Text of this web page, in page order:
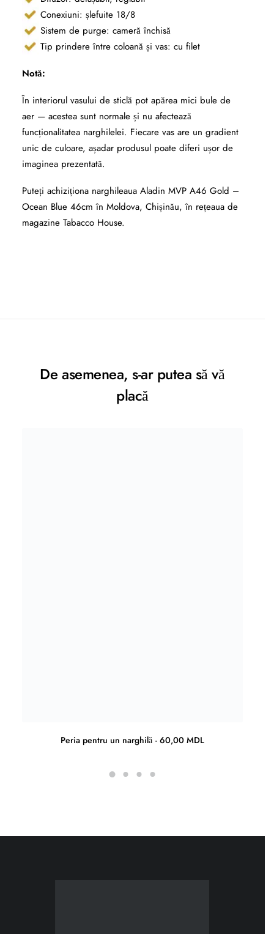
Conexiuni: șlefuite 18/8
Sistem de purge: cameră închisă
Tip prindere între coloană și vas: cu filet
Notă:
În interiorul vasului de sticlă pot apărea mici bule de
aer — acestea sunt normale și nu afectează
funcționalitatea narghilelei. Fiecare vas are un gradient
unic de culoare, așadar produsul poate diferi ușor de
imaginea prezentată.
Puteți achiziționa narghileaua Aladin MVP A46 Gold –
Ocean Blue 46cm în Moldova, Chișinău, în rețeaua de
magazine Tabacco House.
De asemenea, s-ar putea să vă
placă
Peria pentru un narghilă 60,00MDL